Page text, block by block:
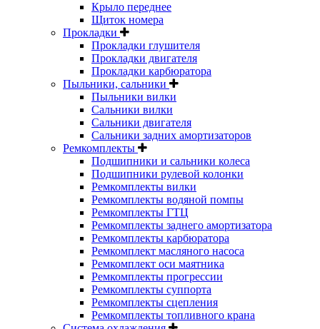
Крыло переднее
Щиток номера
Прокладки
Прокладки глушителя
Прокладки двигателя
Прокладки карбюратора
Пыльники, сальники
Пыльники вилки
Сальники вилки
Сальники двигателя
Сальники задних амортизаторов
Ремкомплекты
Подшипники и сальники колеса
Подшипники рулевой колонки
Ремкомплекты вилки
Ремкомплекты водяной помпы
Ремкомплекты ГТЦ
Ремкомплекты заднего амортизатора
Ремкомплекты карбюратора
Ремкомплект масляного насоса
Ремкомплект оси маятника
Ремкомплекты прогрессии
Ремкомплекты суппорта
Ремкомплекты сцепления
Ремкомплекты топливного крана